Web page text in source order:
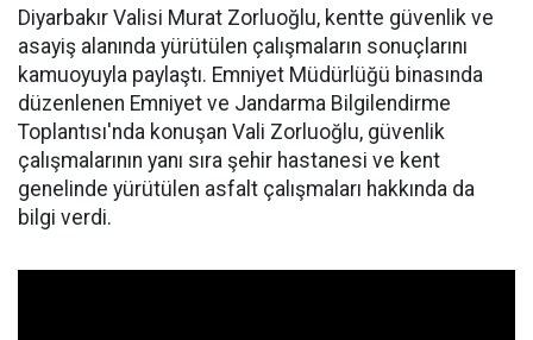
Diyarbakır Valisi Murat Zorluoğlu, kentte güvenlik ve
asayiş alanında yürütülen çalışmaların sonuçlarını
kamuoyuyla paylaştı. Emniyet Müdürlüğü binasında
düzenlenen Emniyet ve Jandarma Bilgilendirme
Toplantısı'nda konuşan Vali Zorluoğlu, güvenlik
çalışmalarının yanı sıra şehir hastanesi ve kent
genelinde yürütülen asfalt çalışmaları hakkında da
bilgi verdi.